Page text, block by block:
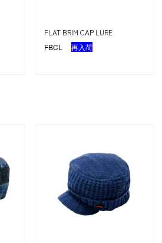
FLAT BRIM CAP LURE
FBCL再入荷